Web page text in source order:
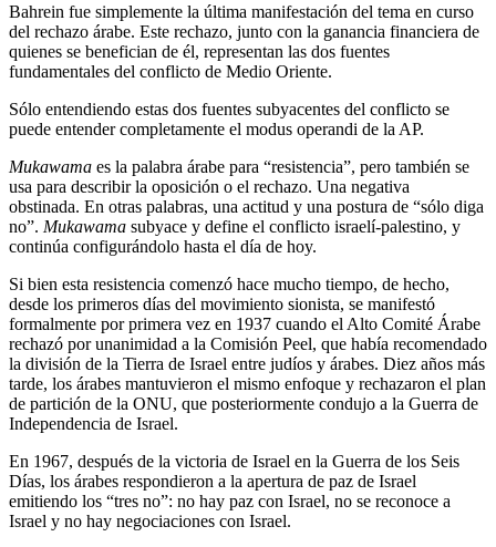
Bahrein fue simplemente la última manifestación del tema en curso
del rechazo árabe. Este rechazo, junto con la ganancia financiera de
quienes se benefician de él, representan las dos fuentes
fundamentales del conflicto de Medio Oriente.
Sólo entendiendo estas dos fuentes subyacentes del conflicto se
puede entender completamente el modus operandi de la AP.
Mukawama es la palabra árabe para “resistencia”, pero también se
usa para describir la oposición o el rechazo. Una negativa
obstinada. En otras palabras, una actitud y una postura de “sólo diga
no”. Mukawama subyace y define el conflicto israelí-palestino, y
continúa configurándolo hasta el día de hoy.
Si bien esta resistencia comenzó hace mucho tiempo, de hecho,
desde los primeros días del movimiento sionista, se manifestó
formalmente por primera vez en 1937 cuando el Alto Comité Árabe
rechazó por unanimidad a la Comisión Peel, que había recomendado
la división de la Tierra de Israel entre judíos y árabes. Diez años más
tarde, los árabes mantuvieron el mismo enfoque y rechazaron el plan
de partición de la ONU, que posteriormente condujo a la Guerra de
Independencia de Israel.
En 1967, después de la victoria de Israel en la Guerra de los Seis
Días, los árabes respondieron a la apertura de paz de Israel
emitiendo los “tres no”: no hay paz con Israel, no se reconoce a
Israel y no hay negociaciones con Israel.